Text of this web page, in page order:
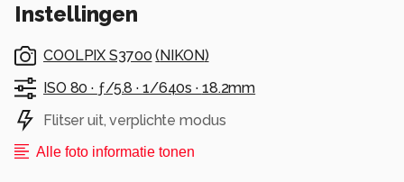
Instellingen
COOLPIX S3700 ( NIKON)
ISO 80 · ƒ/5.8 · 1/640s · 18.2mm
Flitser uit, verplichte modus
Alle foto informatie tonen